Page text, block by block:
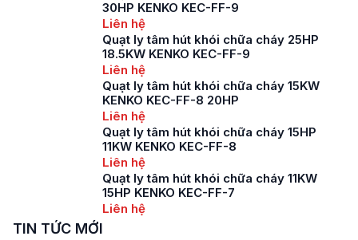
30HP KENKO KEC-FF-9
Liên hệ
Quạt ly tâm hút khói chữa cháy 25HP
18.5KW KENKO KEC-FF-9
Liên hệ
Quạt ly tâm hút khói chữa cháy 15KW
KENKO KEC-FF-8 20HP
Liên hệ
Quạt ly tâm hút khói chữa cháy 15HP
11KW KENKO KEC-FF-8
Liên hệ
Quạt ly tâm hút khói chữa cháy 11KW
15HP KENKO KEC-FF-7
Liên hệ
TIN TỨC MỚI